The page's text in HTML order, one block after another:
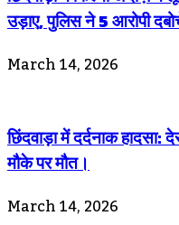
उड़ाए, पुलिस ने 5 आरोपी
March 14, 2026
छिंदवाड़ा में दर्दनाक
मौके पर मौत।
March 14, 2026